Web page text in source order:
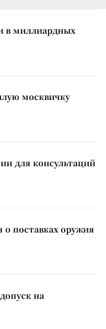
в миллиардных
москвичку
для консультаций
поставках оружия
на